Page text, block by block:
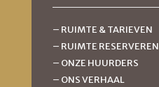
– RUIMTE & TARIEVEN
– RUIMTE RESERVEREN
– ONZE HUURDERS
– ONS VERHAAL